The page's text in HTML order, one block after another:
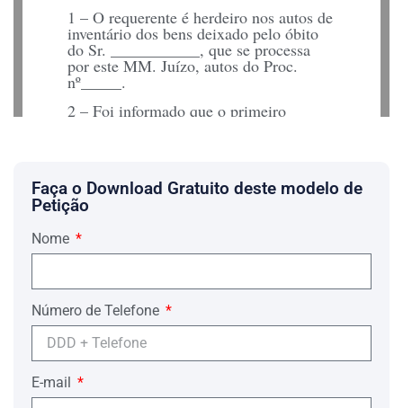
1 – O requerente é herdeiro nos autos de
inventário dos bens deixado pelo óbito
do Sr. ___________, que se processa
por este MM. Juízo, autos do Proc.
nº_____.
2 – Foi informado que o primeiro
requerido, que é estranho à relação, sem
a ter oferecido ao requerente.
3 – A transmissão foi efetuada no dia
__/__/____, de acordo com documentos
referido inventário.
4 – É assegurado ao coerdeiro, a quem
não se der conhe-cimento da venda,
depositar o valor da transação levada a
efeito entre as partes, exercitando o
direito de preferência, havendo para si a
quota cedida a estranho, se o requerer
Faça o Download Gratuito deste modelo de
Petição
Nome
Número de Telefone
E-mail